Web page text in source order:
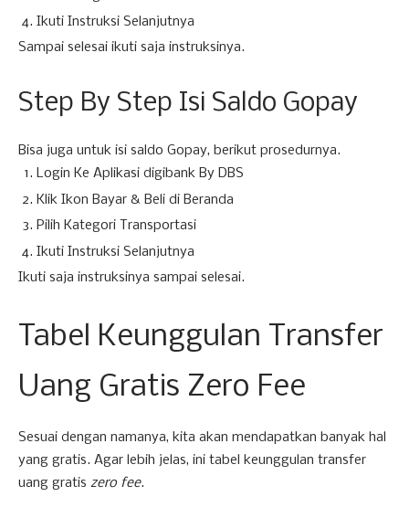
Ikuti Instruksi Selanjutnya
Sampai selesai ikuti saja instruksinya.
Step By Step Isi Saldo Gopay
Bisa juga untuk isi saldo Gopay, berikut prosedurnya.
Login Ke Aplikasi digibank By DBS
Klik Ikon Bayar & Beli di Beranda
Pilih Kategori Transportasi
Ikuti Instruksi Selanjutnya
Ikuti saja instruksinya sampai selesai.
Tabel Keunggulan Transfer
Uang Gratis Zero Fee
Sesuai dengan namanya, kita akan mendapatkan banyak hal
yang gratis. Agar lebih jelas, ini tabel keunggulan transfer
uang gratis zero fee.